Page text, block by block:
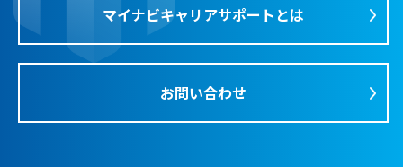
マイナビキャリアサポートとは
お問い合わせ